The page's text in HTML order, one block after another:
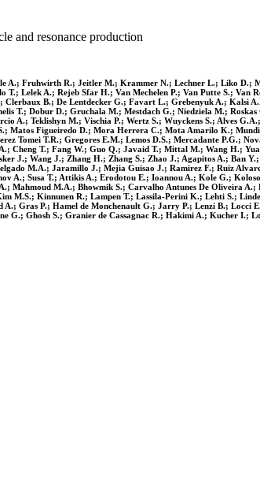
and resonance production
A.; Fruhwirth R.; Jeitler M.; Krammer N.; Lechner L.; Liko D.;
Lelek A.; Rejeb Sfar H.; Van Mechelen P.; Van Putte S.;
B.; De Lentdecker G.; Favart L.; Grebenyuk A.;
T.; Dobur D.; Gruchala M.; Mestdach G.; Niedziela M.;
A.; Teklishyn M.; Vischia P.; Wertz S.; Wuyckens S.; Alves
Matos Figueiredo D.; Mora Herrera C.; Mota Amarilo K.;
Tomei T.R.; Gregores E.M.; Lemos D.S.; Mercadante P.G.;
T.; Fang W.; Guo Q.; Javaid T.; Mittal M.; Wang H.;
J.; Wang J.; Zhang H.; Zhang S.; Zhao J.; Agapitos A.; Ban
M.A.; Jaramillo J.; Mejia Guisao J.; Ramirez F.; Ruiz
Susa T.; Attikis A.; Erodotou E.; Ioannou A.; Kole G.;
M.A.; Bhowmik S.; Carvalho Antunes De Oliveira
Kinnunen R.; Lampen T.; Lassila-Perini K.; Lehti S.;
Gras P.; Hamel de Monchenault G.; Jarry P.; Lenzi B.;
Ghosh S.; Granier de Cassagnac R.; Hakimi A.; Kucher I.;